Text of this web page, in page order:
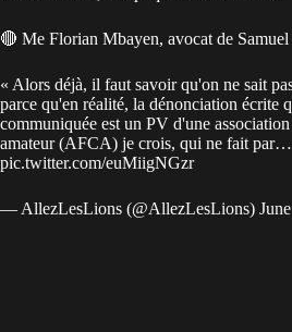
🔴 Me Florian Mbayen, avocat de
« Alors déjà, il faut savoir qu'on ne sait
parce qu'en réalité, la dénonciation écrite
communiquée est un PV d'une
amateur (AFCA) je crois, qui ne fait par…
pic.twitter.com/euMiigNGzr
— AllezLesLions (@AllezLesLions)